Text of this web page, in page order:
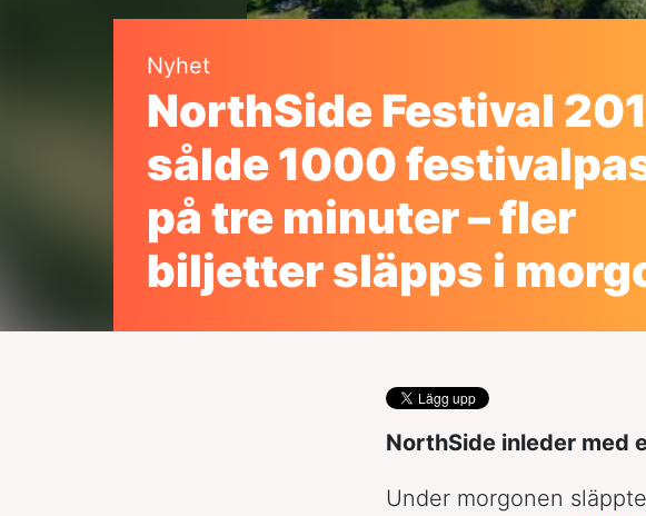
Nyhet
NorthSide Festival
sålde 1000
på tre minuter – fler
biljetter släpps i
NorthSide inleder med
Under morgonen